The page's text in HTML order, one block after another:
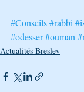
#Conseils#rabbi
#odesser#ouman
Actualités Breslev